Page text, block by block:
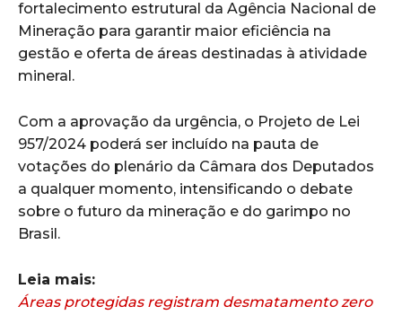
fortalecimento estrutural da Agência Nacional de
Mineração para garantir maior eficiência na
gestão e oferta de áreas destinadas à atividade
mineral.
Com a aprovação da urgência, o Projeto de Lei
957/2024 poderá ser incluído na pauta de
votações do plenário da Câmara dos Deputados
a qualquer momento, intensificando o debate
sobre o futuro da mineração e do garimpo no
Brasil.
Leia mais:
Áreas protegidas registram desmatamento zero